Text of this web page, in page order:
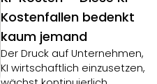
Kostenfallen bedenkt
kaum jemand
Der Druck auf Unternehmen,
KI wirtschaftlich einzusetzen,